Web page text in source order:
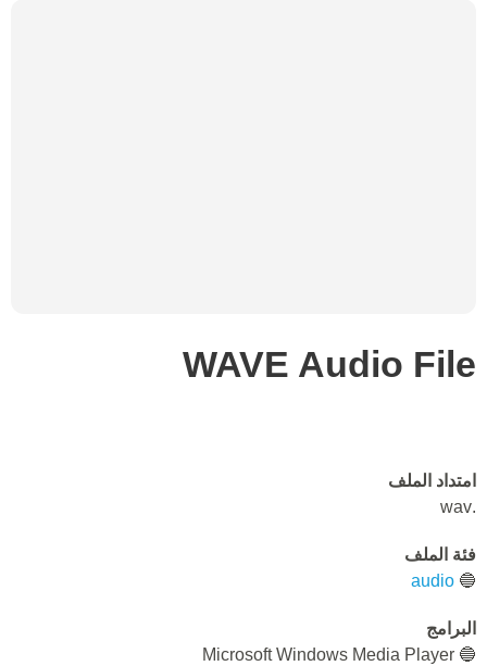
WAVE Audio File
امتداد الملف
.wav
فئة الملف
🔵
audio
البرامج
🔵 Microsoft Windows Media Player